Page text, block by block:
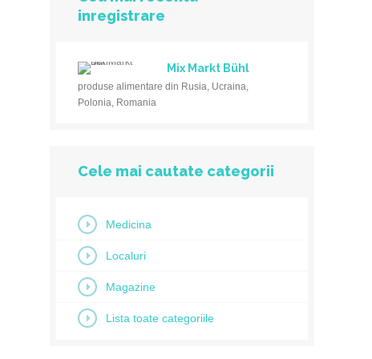
inregistrare
Mix Markt Bühl
produse alimentare din Rusia, Ucraina,
Polonia, Romania
Cele mai cautate categorii
Medicina
Localuri
Magazine
Lista toate categoriile